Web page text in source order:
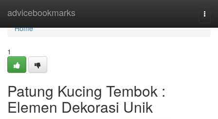
advicebookmarks
Home
Home
1
Patung Kucing Tembok :
Elemen Dekorasi Unik